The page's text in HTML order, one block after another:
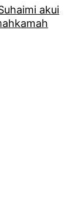
akui